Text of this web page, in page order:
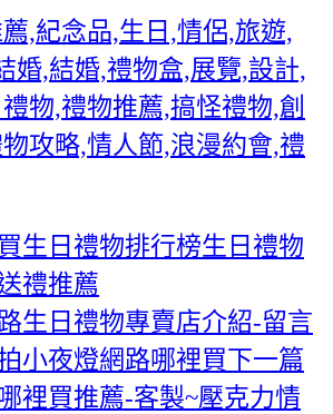
,紀念品,生日,情侶,旅遊,
婚,結婚,禮物盒,展覽,設計,
物,禮物推薦,搞怪禮物,創
攻略,情人節,浪漫約會,禮
生日禮物排行榜生日禮物
禮推薦
生日禮物專賣店介紹-留言
小夜燈網路哪裡買下一篇
裡買推薦-客製~壓克力情